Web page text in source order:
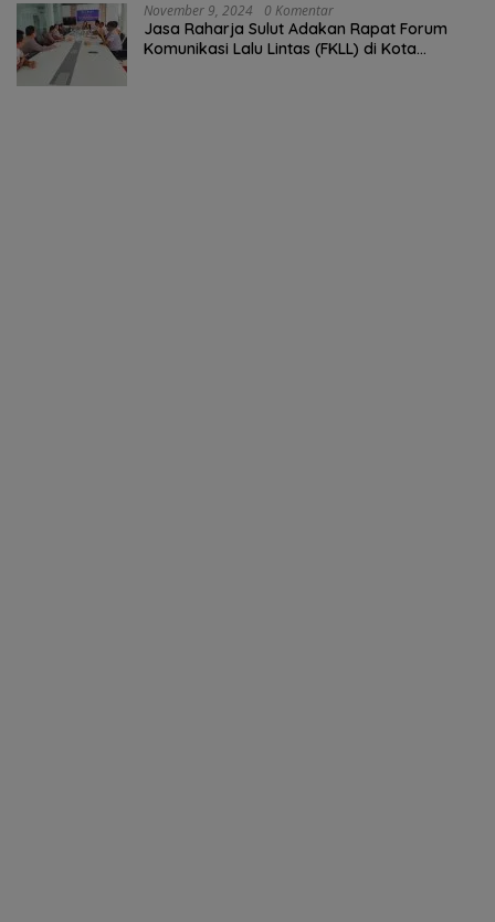
November 9, 2024 0 Komentar
Jasa Raharja Sulut Adakan Rapat Forum
Komunikasi Lalu Lintas (FKLL) di Kota